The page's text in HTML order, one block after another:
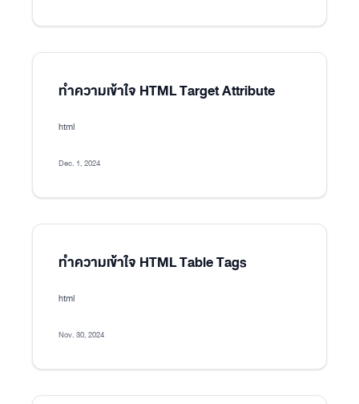
ทำความเข้าใจ HTML Target Attribute
html
Dec. 1, 2024
ทำความเข้าใจ HTML Table Tags
html
Nov. 30, 2024